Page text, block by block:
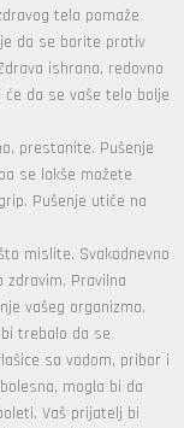
tela pomaže
da se borite protiv
ishrana, redovno
da se vaše telo bolje
prestanite. Pušenje
se lakše možete
Pušenje utiče na
mislite. Svakodnevno
zdravim. Pravilna
vašeg organizma.
trebalo da se
sa vodom, pribor i
mogla bi da
Vaš prijatelj bi